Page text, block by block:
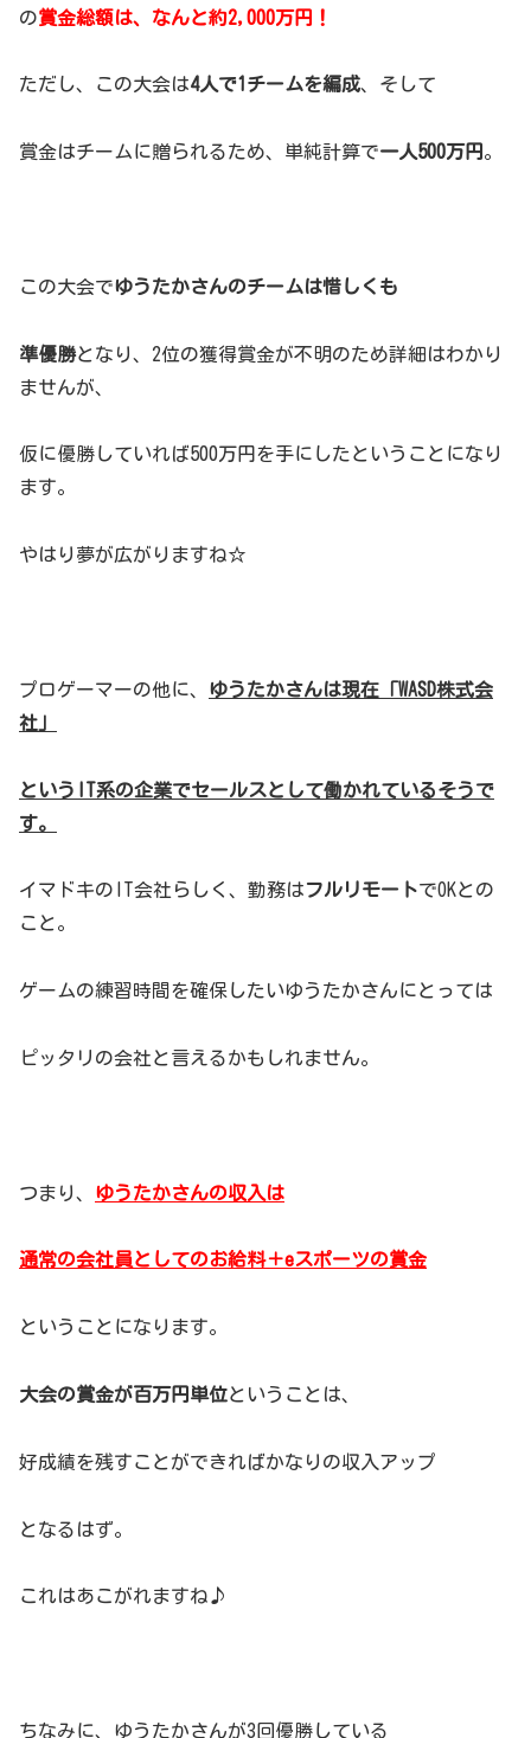
の賞金総額は、なんと約2,000万円！
ただし、この大会は4人で1チームを編成、そして
賞金はチームに贈られるため、単純計算で一人500万円 。
この大会でゆうたかさんのチームは惜しくも
準優勝となり、2位の獲得賞金が不明のため詳細はわかり
ませんが、
仮に優勝していれば500万円を手にしたということになり
ます。
やはり夢が広がりますね☆
プロゲーマーの他に、 ゆうたかさんは現在「WASD株式会
社」
というIT系の企業でセールスとして働かれているそうで
す。
イマドキのIT会社らしく、勤務はフルリモートでOKとの
こと。
ゲームの練習時間を確保したいゆうたかさんにとっては
ピッタリの会社と言えるかもしれません。
つまり、 ゆうたかさんの収入は
通常の会社員としてのお給料＋eスポーツの賞金
ということになります。
大会の賞金が百万円単位ということは、
好成績を残すことができればかなりの収入アップ
となるはず。
これはあこがれますね♪
ちなみに、ゆうたかさんが3回優勝している